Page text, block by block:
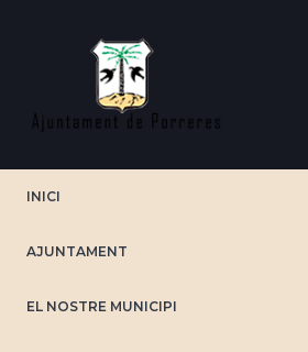
INICI
AJUNTAMENT
EL NOSTRE MUNICIPI